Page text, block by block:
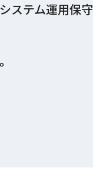
ステム運用保守